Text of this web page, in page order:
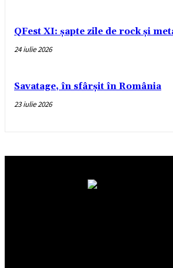
QFest XI: șapte zile de rock și
24 iulie 2026
Savatage, în sfârșit în România
23 iulie 2026